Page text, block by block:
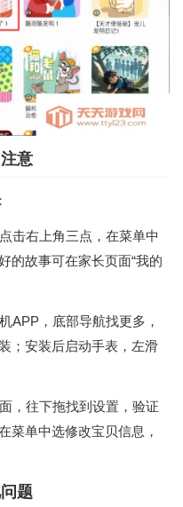
意
击右上角三点，在菜单中
的故事可在家长页面“我的
APP，底部导航找更多，
；安装后启动手表，左滑
，往下拖找到设置，验证
菜单中选修改宝贝信息，
题